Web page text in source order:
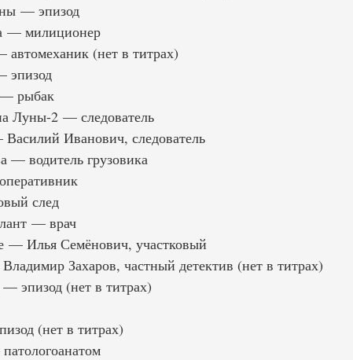
— эпизод
— милиционер
(нет в титрах)
эпизод
рыбак
Луны-2 — следователь
Иванович, следователь
— водитель грузовика
след
— врач
— Илья Семёнович, участковый
Захаров, частный детектив (нет в титрах)
эпизод (нет в титрах)
(нет в титрах)